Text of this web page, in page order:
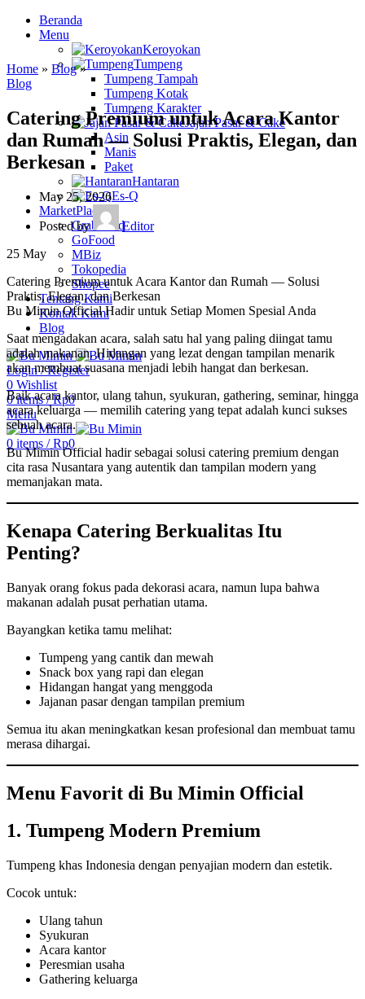
Beranda
Menu
Keroyokan
Tumpeng
Tumpeng Tampah
Tumpeng Kotak
Tumpeng Karakter
Jajan Pasar & Cake
Asin
Manis
Paket
Hantaran
Es-Q
MarketPlace
GrabFood
GoFood
MBiz
Tokopedia
Shopee
Tentang Kami
Kontak Kami
Blog
Login / Register
0 Wishlist
0items / Rp0
Menu
0 items / Rp0
Home » Blog»
Blog
Catering Premium untuk Acara Kantor
dan Rumah — Solusi Praktis, Elegan, dan
Berkesan
May 25, 2026
Posted by
Editor
25 May
Catering Premium untuk Acara Kantor dan Rumah — Solusi
Praktis, Elegan, dan Berkesan
Bu Mimin Official Hadir untuk Setiap Momen Spesial Anda
Saat mengadakan acara, salah satu hal yang paling diingat tamu
adalah makanan. Hidangan yang lezat dengan tampilan menarik
akan membuat suasana menjadi lebih hangat dan berkesan.
Baik acara kantor, ulang tahun, syukuran, gathering, seminar, hingga
acara keluarga — memilih catering yang tepat adalah kunci sukses
sebuah acara.
Bu Mimin Official hadir sebagai solusi catering premium dengan
cita rasa Nusantara yang autentik dan tampilan modern yang
memanjakan mata.
Kenapa Catering Berkualitas Itu
Penting?
Banyak orang fokus pada dekorasi acara, namun lupa bahwa
makanan adalah pusat perhatian utama.
Bayangkan ketika tamu melihat:
Tumpeng yang cantik dan mewah
Snack box yang rapi dan elegan
Hidangan hangat yang menggoda
Jajanan pasar dengan tampilan premium
Semua itu akan meningkatkan kesan profesional dan membuat tamu
merasa dihargai.
Menu Favorit di Bu Mimin Official
1. Tumpeng Modern Premium
Tumpeng khas Indonesia dengan penyajian modern dan estetik.
Cocok untuk:
Ulang tahun
Syukuran
Acara kantor
Peresmian usaha
Gathering keluarga